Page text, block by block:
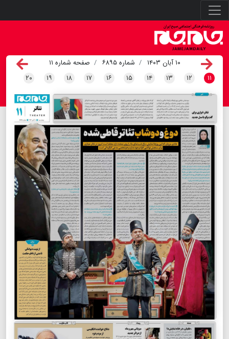
۱۰ آبان ۱۴۰۳ شماره ۶۸۹۵
صفحه شماره ۱۱
۱۱ ۱۲ ۱۳ ۱۴ ۱۵ ۱۶ ۱۷ ۱۸ ۱۹ ۲۰